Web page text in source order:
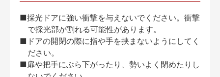
■採光ドアに強い衝撃を与えないでください。衝撃
で採光部が割れる可能性があります。
■ドアの開閉の際に指や手を挟まないようにしてく
ださい。
■扉や把手にぶら下がったり、勢いよく閉めたりし